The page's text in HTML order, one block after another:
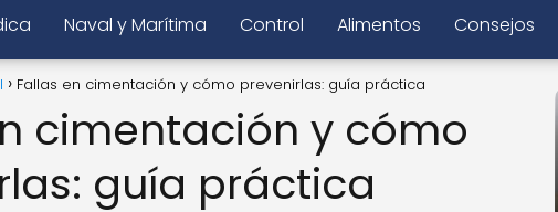
Naval y Marítima Control Alimentos Consejos
Fallas en cimentación y cómo prevenirlas: guía práctica
cimentación y cómo
guía práctica